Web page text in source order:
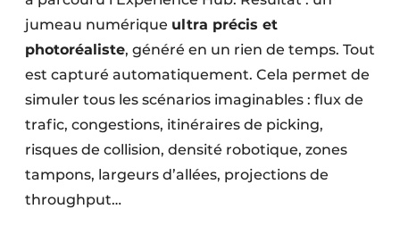
jumeau numérique ultra précis et
photoréaliste, généré en un rien de temps. Tout
est capturé automatiquement. Cela permet de
simuler tous les scénarios imaginables : flux de
trafic, congestions, itinéraires de picking,
risques de collision, densité robotique, zones
tampons, largeurs d’allées, projections de
throughput…